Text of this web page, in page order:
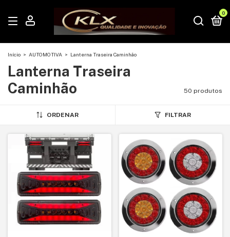
0
Início > AUTOMOTIVA > Lanterna Traseira Caminhão
Lanterna Traseira
Caminhão
50 produtos
ORDENAR FILTRAR